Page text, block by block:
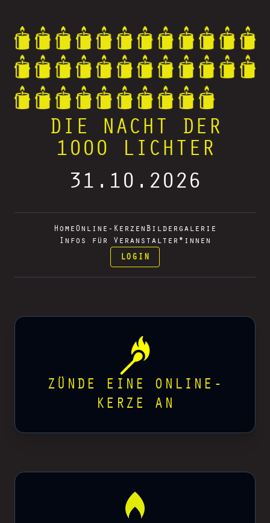
DIE NACHT DER
1000 LICHTER
31.10.2026
Home Online-Kerzen Bildergalerie
Infos für Veranstalter*innen
LOGIN
ZÜNDE EINE ONLINE-
KERZE AN